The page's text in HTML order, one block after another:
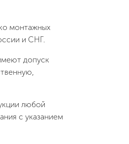
монтажных
и СНГ.
допуск
любой
с указанием